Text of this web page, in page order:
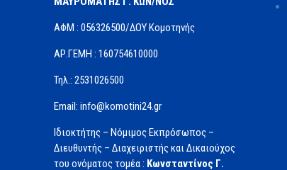
ΑΦΜ : 056326500/ΔOΥ Κομοτηνής
ΑΡ.ΓΕΜΗ : 160754610000
Τηλ.: 2531026500
Email: info@komotini24.gr
Ιδιοκτήτης – Νόμιμος Εκπρόσωπος –
Διευθυντής – Διαχειριστής και Δικαιούχος
του ονόματος τομέα : Κωνσταντίνος Γ.